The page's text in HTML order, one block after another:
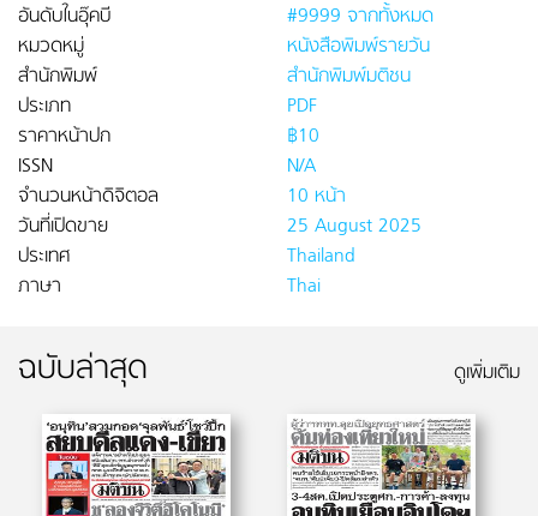
อันดับในอุ๊คบี
#9999 จากทั้งหมด
หมวดหมู่
หนังสือพิมพ์รายวัน
สำนักพิมพ์
สำนักพิมพ์มติชน
ประเภท
PDF
ราคาหน้าปก
฿10
ISSN
N/A
จำนวนหน้าดิจิตอล
10 หน้า
วันที่เปิดขาย
25 August 2025
ประเทศ
Thailand
ภาษา
Thai
ฉบับล่าสุด ดูเพิ่มเติม